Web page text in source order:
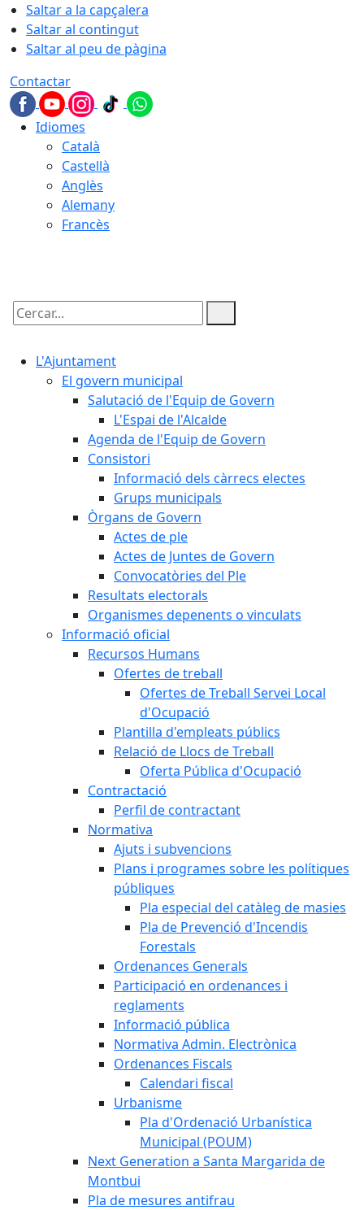
Saltar a la capçalera
Saltar al contingut
Saltar al peu de pàgina
Contactar
Idiomes
Català
Castellà
Anglès
Alemany
Francès
Cercar:
L'Ajuntament
El govern municipal
Salutació de l'Equip de Govern
L'Espai de l'Alcalde
Agenda de l'Equip de Govern
Consistori
Informació dels càrrecs electes
Grups municipals
Òrgans de Govern
Actes de ple
Actes de Juntes de Govern
Convocatòries del Ple
Resultats electorals
Organismes depenents o vinculats
Informació oficial
Recursos Humans
Ofertes de treball
Ofertes de Treball Servei Local
d'Ocupació
Plantilla d'empleats públics
Relació de Llocs de Treball
Oferta Pública d'Ocupació
Contractació
Perfil de contractant
Normativa
Ajuts i subvencions
Plans i programes sobre les polítiques
públiques
Pla especial del catàleg de masies
Pla de Prevenció d'Incendis
Forestals
Ordenances Generals
Participació en ordenances i
reglaments
Informació pública
Normativa Admin. Electrònica
Ordenances Fiscals
Calendari fiscal
Urbanisme
Pla d'Ordenació Urbanística
Municipal (POUM)
Next Generation a Santa Margarida de
Montbui
Pla de mesures antifrau